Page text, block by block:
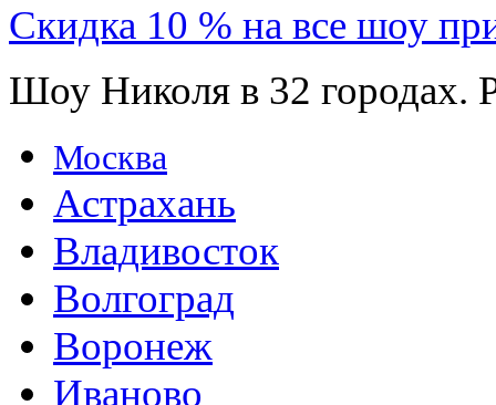
Скидка 10 % на все шоу
Шоу Николя в 32 городах.
Москва
Астрахань
Владивосток
Волгоград
Воронеж
Иваново